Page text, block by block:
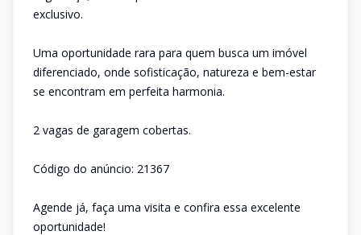
exclusivo.
Uma oportunidade rara para quem busca um imóvel
diferenciado, onde sofisticação, natureza e bem-estar
se encontram em perfeita harmonia.
2 vagas de garagem cobertas.
Código do anúncio: 21367
Agende já, faça uma visita e confira essa excelente
oportunidade!